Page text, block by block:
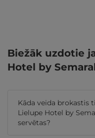
Biežāk uzdotie
Hotel by
Kāda veida brokastis
Lielupe Hotel by
servētas?